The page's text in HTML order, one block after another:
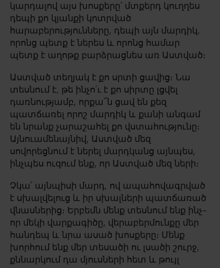
կարդալով այս խոսքերը՝ մտքերդ կուղղես
դեպի քո կյանքի կոտրված
հարաբերությունները, դեպի այն մարդիկ,
որոնց պետք է ներես և որոնց համար
պետք է աղոթք բարձրացնես առ Աստված։
Աստված տեղյակ է քո սրտի ցավից։ Նա
տեսնում է, թե ինչո՛ւ է քո սիրտը լցվել
դառնությամբ, որքա՜ն ցավ են քեզ
պատճառել որոշ մարդիկ և քանի անգամ
են նրանք չարաշահել քո վստահությունը։
Այնուամենայնիվ, Աստված մեզ
սովորեցնում է ներել մարդկանց այնպես,
ինչպես ուզում ենք, որ Աստված մեզ ների։
Չկա՛ այնպիսի մարդ, ով ապահովագրված
է սխալվելուց և իր սխալների պատճառած
վնասներից։ Երբեմն մենք տեսնում ենք ինչ-
որ մեկի վարքագիծը, վերաբերմունքը մեր
հանդեպ և նրա ասած խոսքերը։ Մենք
խորհում ենք մեր տեսածի ու լսածի շուրջ,
քննարկում դա մյուսների հետ և թույլ